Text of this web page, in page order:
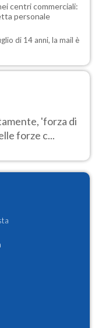
centri commerciali:
personale
di 14 anni, la mail è
'forza di
forze c...